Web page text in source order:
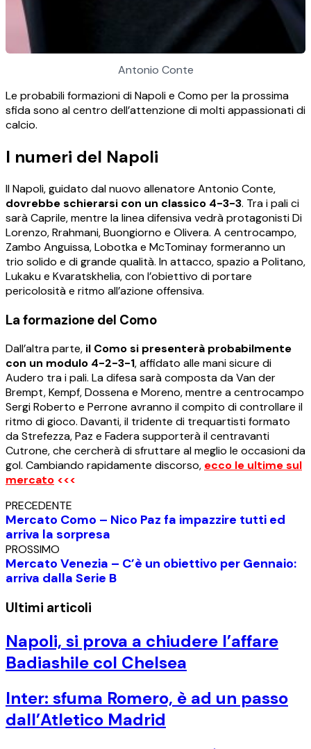
Antonio Conte
Le probabili formazioni di Napoli e Como per la prossima
sfida sono al centro dell’attenzione di molti appassionati di
calcio.
I numeri del Napoli
Il Napoli, guidato dal nuovo allenatore Antonio Conte,
dovrebbe schierarsi con un classico 4-3-3. Tra i pali ci
sarà Caprile, mentre la linea difensiva vedrà protagonisti Di
Lorenzo, Rrahmani, Buongiorno e Olivera. A centrocampo,
Zambo Anguissa, Lobotka e McTominay formeranno un
trio solido e di grande qualità. In attacco, spazio a Politano,
Lukaku e Kvaratskhelia, con l’obiettivo di portare
pericolosità e ritmo all’azione offensiva.
La formazione del Como
Dall’altra parte, il Como si presenterà probabilmente
con un modulo 4-2-3-1, affidato alle mani sicure di
Audero tra i pali. La difesa sarà composta da Van der
Brempt, Kempf, Dossena e Moreno, mentre a centrocampo
Sergi Roberto e Perrone avranno il compito di controllare il
ritmo di gioco. Davanti, il tridente di trequartisti formato
da Strefezza, Paz e Fadera supporterà il centravanti
Cutrone, che cercherà di sfruttare al meglio le occasioni da
gol. Cambiando rapidamente discorso, ecco le ultime sul
mercato <<<
PRECEDENTE
Mercato Como – Nico Paz fa impazzire tutti ed
arriva la sorpresa
PROSSIMO
Mercato Venezia – C’è un obiettivo per Gennaio:
arriva dalla Serie B
Ultimi articoli
Napoli, si prova a chiudere l’affare
Badiashile col Chelsea
Inter: sfuma Romero, è ad un passo
dall’Atletico Madrid